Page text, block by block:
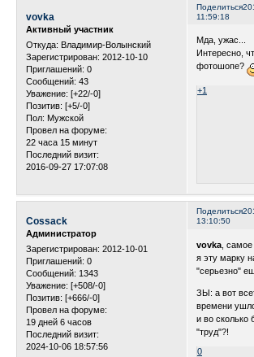
Поделиться
11:59:18
vovka
Активный участник
Откуда: Владимир-Волынский
Зарегистрирован: 2012-10-10
Приглашений: 0
Сообщений: 43
Уважение: [+22/-0]
Позитив: [+5/-0]
Пол: Мужской
Провел на форуме:
22 часа 15 минут
Последний визит:
2016-09-27 17:07:08
Мда, ужас...
Интересно,
фотошопе?
+1
Поделиться
13:10:50
Cossack
Администратор
Зарегистрирован: 2012-10-01
Приглашений: 0
Сообщений: 1343
Уважение: [+508/-0]
Позитив: [+666/-0]
Провел на форуме:
19 дней 6 часов
Последний визит:
2024-10-06 18:57:56
vovka ,
я эту марку
"серьезно"
ЗЫ: а вот
времени
и во сколько
"труд"?!
0